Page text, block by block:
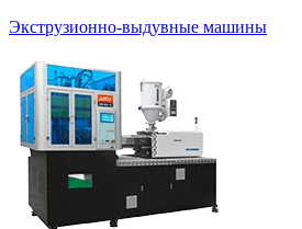
Экструзионно-выдувные машины